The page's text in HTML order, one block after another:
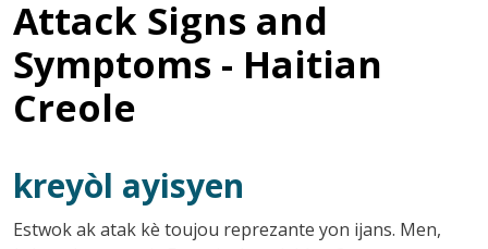
Attack Signs and
Symptoms - Haitian
Creole
kreyòl ayisyen
Estwok ak atak kè toujou reprezante yon ijans. Men,